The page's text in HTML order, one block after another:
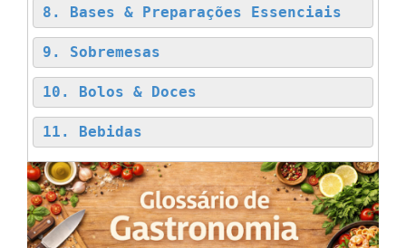
8. Bases & Preparações Essenciais
9. Sobremesas
10. Bolos & Doces
11. Bebidas